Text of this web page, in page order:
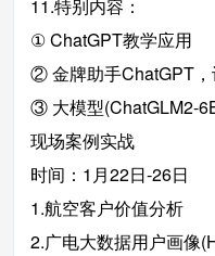
11.特别内容：
① ChatGPT教学应用
② 金牌助手ChatGPT
③ 大模型(ChatGLM2-
现场案例实战
时间：1月22日-26日
1.航空客户价值分析
2.广电大数据用户画像